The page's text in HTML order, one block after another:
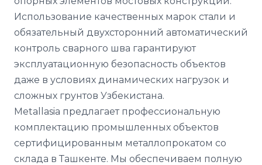
Использование качественных марок стали и
обязательный двухсторонний автоматический
контроль сварного шва гарантируют
эксплуатационную безопасность объектов
даже в условиях динамических нагрузок и
сложных грунтов Узбекистана.
Metallasia предлагает профессиональную
комплектацию промышленных объектов
сертифицированным металлопрокатом со
склада в Ташкенте. Мы обеспечиваем полную